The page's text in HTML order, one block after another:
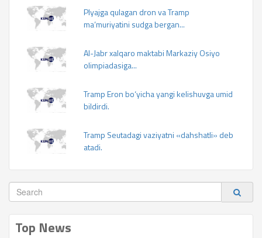
Plyajga qulagan dron va Tramp
ma’muriyatini sudga bergan...
Al-Jabr xalqaro maktabi Markaziy Osiyo
olimpiadasiga...
Tramp Eron bo‘yicha yangi kelishuvga umid
bildirdi.
Tramp Seutadagi vaziyatni «dahshatli» deb
atadi.
Top News